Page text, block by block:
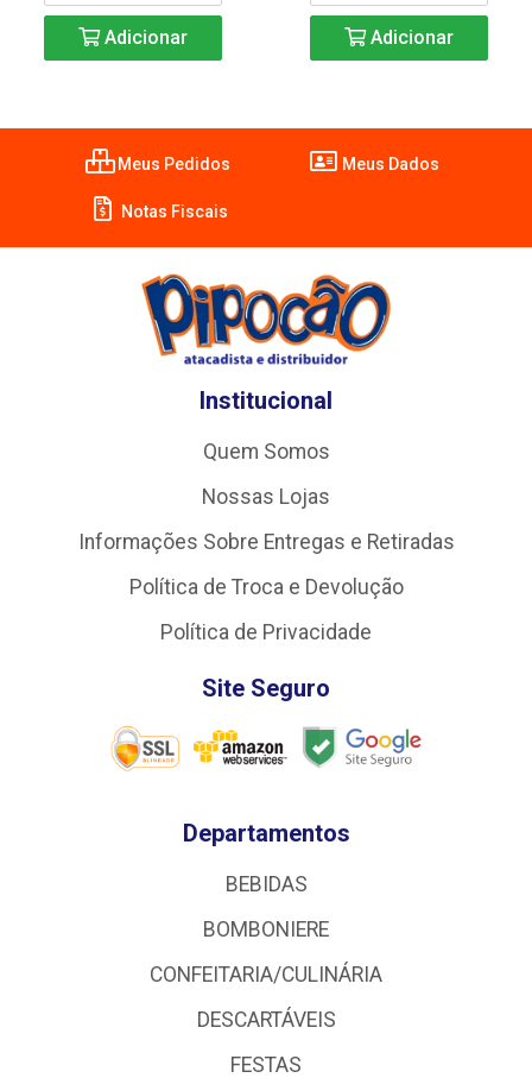
Adicionar Adicionar
Meus Pedidos Meus Dados
Notas Fiscais
Institucional
Quem Somos
Nossas Lojas
Informações Sobre Entregas e Retiradas
Política de Troca e Devolução
Política de Privacidade
Site Seguro
Departamentos
BEBIDAS
BOMBONIERE
CONFEITARIA/CULINÁRIA
DESCARTÁVEIS
FESTAS